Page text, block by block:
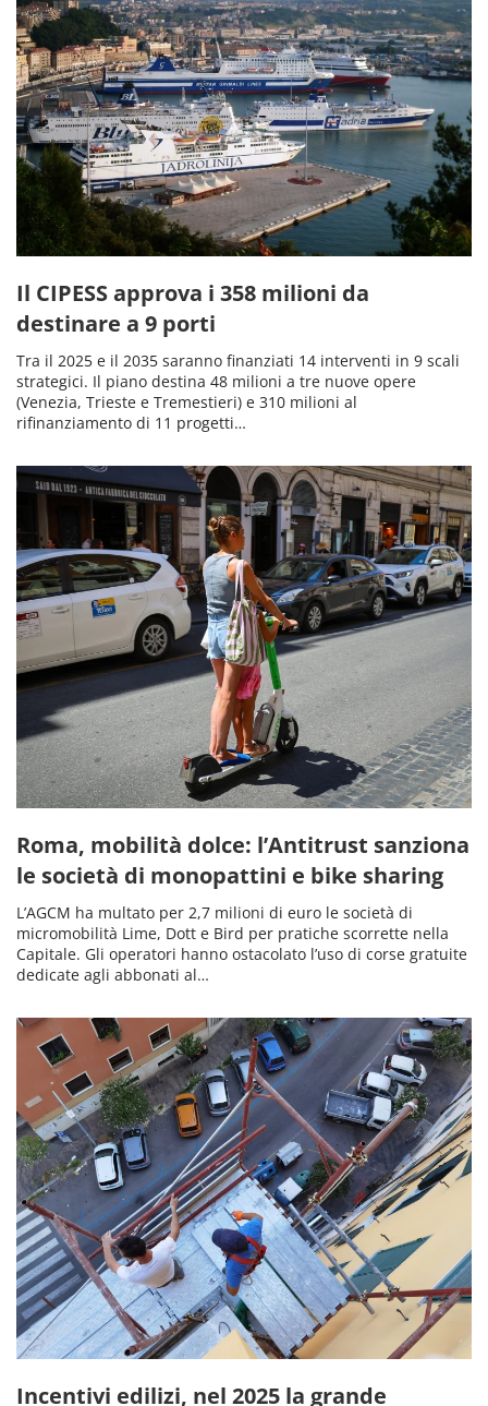
Il CIPESS approva i 358 milioni da
destinare a 9 porti
Tra il 2025 e il 2035 saranno finanziati 14 interventi in 9 scali
strategici. Il piano destina 48 milioni a tre nuove opere
(Venezia, Trieste e Tremestieri) e 310 milioni al
rifinanziamento di 11 progetti…
Roma, mobilità dolce: l’Antitrust sanziona
le società di monopattini e bike sharing
L’AGCM ha multato per 2,7 milioni di euro le società di
micromobilità Lime, Dott e Bird per pratiche scorrette nella
Capitale. Gli operatori hanno ostacolato l’uso di corse gratuite
dedicate agli abbonati al…
Incentivi edilizi, nel 2025 la grande